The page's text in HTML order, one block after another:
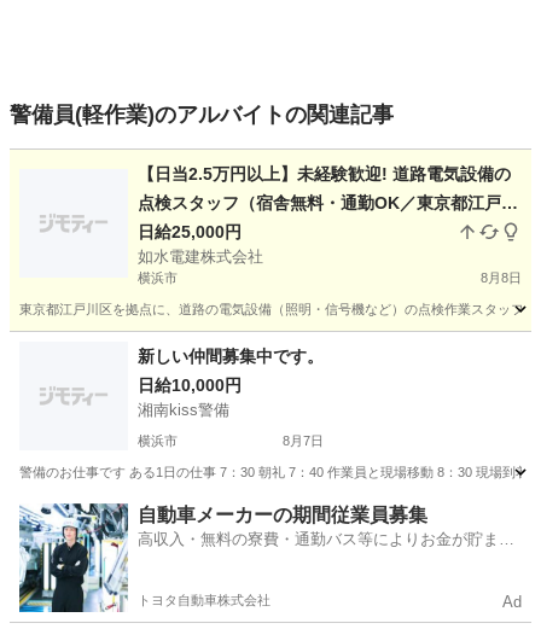
警備員(軽作業)のアルバイトの関連記事
【日当2.5万円以上】未経験歓迎! 道路電気設備の
点検スタッフ（宿舎無料・通勤OK／東京都江戸川
区拠点・1名募集）
日給25,000円
如水電建株式会社
横浜市 8月8日
東京都江戸川区を拠点に、道路の電気設備（照明・信号機など）の点検作業スタッフ
その他 スタッフ
新しい仲間募集中です。
日給10,000円
湘南kiss警備
横浜市 8月7日
警備のお仕事です ある1日の仕事 7：30 朝礼 7：40 作業員と現場移動 8：30 現場到着
神奈川 横浜市 警備員 午前中
自動車メーカーの期間従業員募集
高収入・無料の寮費・通勤バス等によりお金が貯まり
トヨタ自動車株式会社 Ad